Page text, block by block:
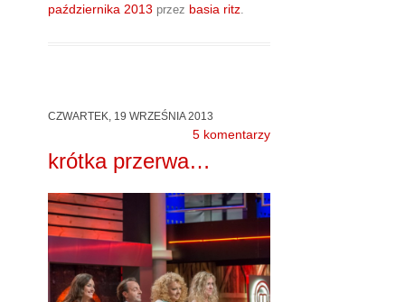
października 2013 przez basia ritz.
CZWARTEK, 19 WRZEŚNIA 2013
5 komentarzy
krótka przerwa…